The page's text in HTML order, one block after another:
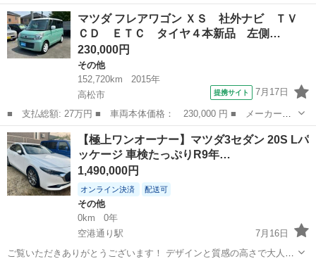
名： マツダ ■ 車種名： キャロル ■ グレード名： ＧＬ 禁煙
車 車検整備付 ＲＢＳ ＣＶＴ エネチャージ Ａストップ エコ
クール シー...
香川 高松市 その他
マツダ フレアワゴン ＸＳ 社外ナビ ＴＶ
ＣＤ ＥＴＣ タイヤ４本新品 左側…
230,000円
その他
152,720km
2015年
高松市
提携サイト 7月17日
■ 支払総額: 27万円 ■ 車両本体価格： 230,000 円 ■ メーカー
名： マツダ ■ 車種名： フレアワゴン ■ グレード名： ＸＳ
社外ナビ ＴＶ ＣＤ ＥＴＣ タイヤ４本新品 左側パワースライ
ドドア レーダー...
香川 高松市 その他
【極上ワンオーナー】マツダ3セダン 20S Lパ
ッケージ 車検たっぷりR9年…
1,490,000円
オンライン決済 配送可
その他
0km
0年
空港通り駅
7月16日
ご覧いただきありがとうございます！ デザインと質感の高さで大人気